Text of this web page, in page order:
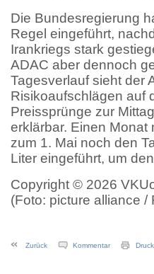
Die Bundesregierung
Regel eingeführt,
Irankriegs stark
ADAC aber dennoch
Tagesverlauf sieht der
Risikoaufschlägen auf
Preissprünge zur
erklärbar. Einen
zum 1. Mai noch den
Liter eingeführt, um
Copyright © 2026
(Foto: picture alliance /
Zurück Kommentar